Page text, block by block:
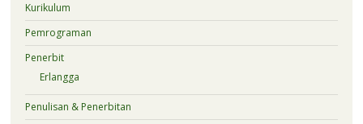
Kurikulum
Pemrograman
Penerbit
Erlangga
Penulisan & Penerbitan